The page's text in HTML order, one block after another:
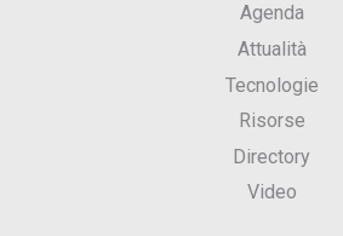
Agenda
Attualità
Tecnologie
Risorse
Directory
Video